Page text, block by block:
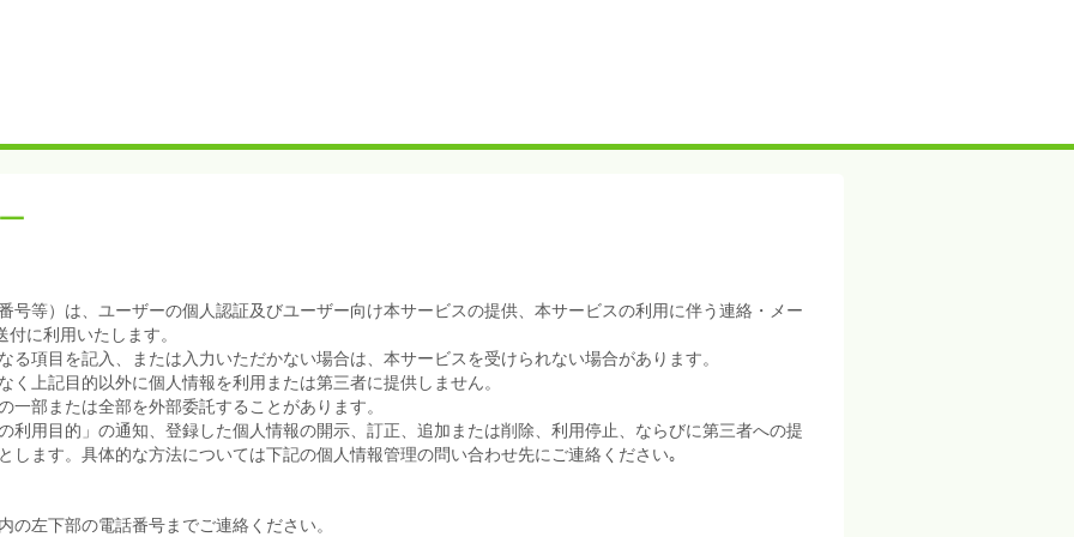
号等）は、ユーザーの個人認証及びユーザー向け本サービスの提供、本サービスの利用に伴う連絡・メー
に利用いたします。
る項目を記入、または入力いただかない場合は、本サービスを受けられない場合があります。
く上記目的以外に個人情報を利用または第三者に提供しません。
部または全部を外部委託することがあります。
利用目的」の通知、登録した個人情報の開示、訂正、追加または削除、利用停止、ならびに第三者への提
します。具体的な方法については下記の個人情報管理の問い合わせ先にご連絡ください｡
左下部の電話番号までご連絡ください。